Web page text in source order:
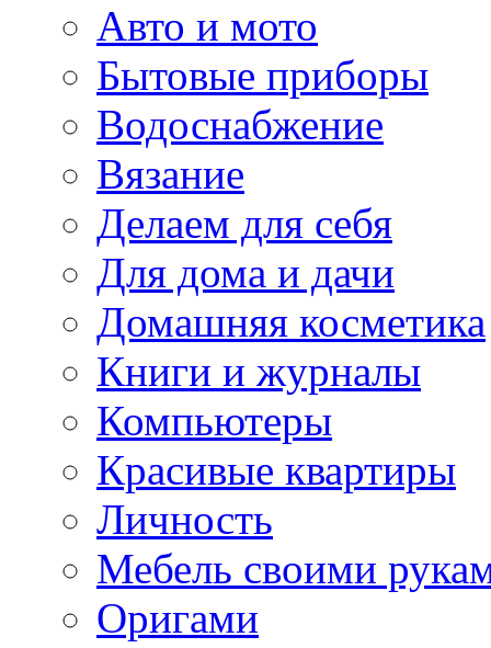
Авто и мото
Бытовые приборы
Водоснабжение
Вязание
Делаем для себя
Для дома и дачи
Домашняя косметика
Книги и журналы
Компьютеры
Красивые квартиры
Личность
Мебель своими
Оригами